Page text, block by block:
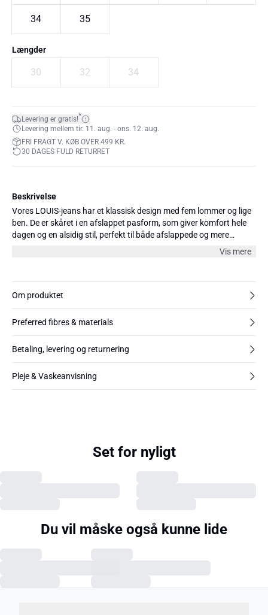
34 35
Længder
30 32 34
Levering er gratis!*
Levering mellem tir. 11. aug. - ons. 12. aug.
FRI FRAGT V. KØB OVER 499 KR.
30 DAGES FULD RETURRET
Beskrivelse
Vores LOUIS-jeans har et klassisk design med fem lommer og lige
ben. De er skåret i en afslappet pasform, som giver komfort hele
dagen og en alsidig stil, perfekt til både afslappede og mere
elegante outfits. Fremstillet af BCI-bomuld, har jeansene vintage-
Vis mere
Om produktet
Preferred fibres & materials
Betaling, levering og returnering
Pleje & Vaskeanvisning
Set for nyligt
Du vil måske også kunne lide